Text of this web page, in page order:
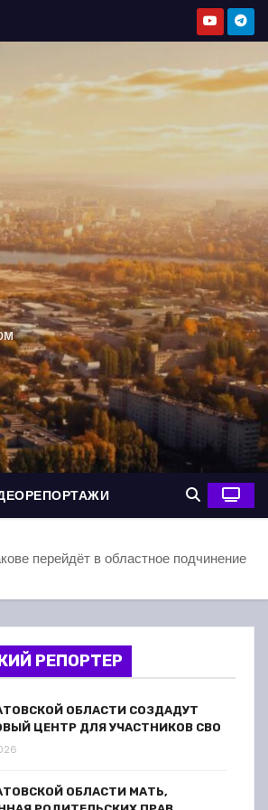
перейдёт в областное подчинение
РЕПОРТЕР
ОБЛАСТИ СОЗДАДУТ
ЦЕНТР ДЛЯ УЧАСТНИКОВ СВО
ОБЛАСТИ МАТЬ,